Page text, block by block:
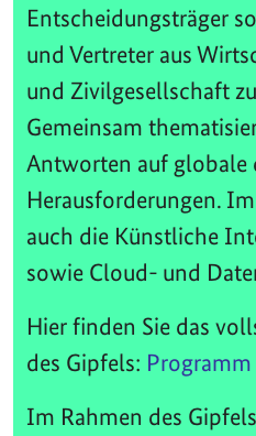
Entscheidungsträger
und Vertreter aus
und Zivilgesellschaft
Gemeinsam
Antworten auf globale
Herausforderungen.
auch die Künstliche
sowie Cloud- und
Hier finden Sie das
des Gipfels: Programm
Im Rahmen des